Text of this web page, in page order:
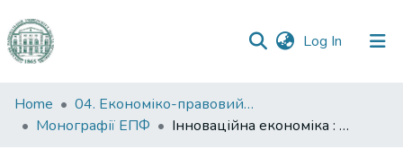
Log In (current)
Communities
&
Home
04. Економіко-правовий факультет
Монографії ЕПФ
Інноваційна економіка : теоретичні та практичні аспекти